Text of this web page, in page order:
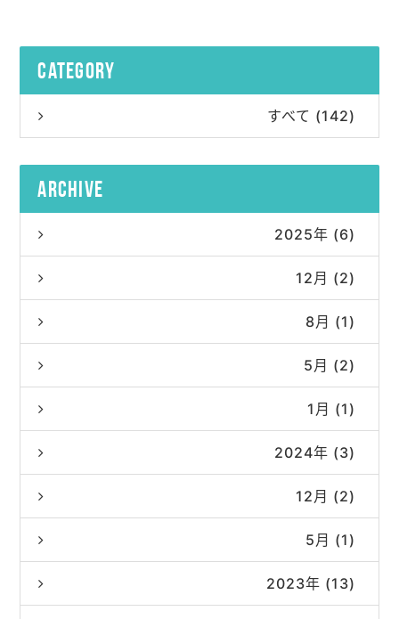
category
すべて (142)
archive
2025年 (6)
12月 (2)
8月 (1)
5月 (2)
1月 (1)
2024年 (3)
12月 (2)
5月 (1)
2023年 (13)